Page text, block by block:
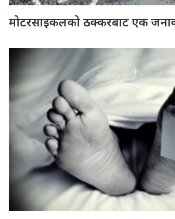
मोटरसाइकलको ठक्करबाट एक